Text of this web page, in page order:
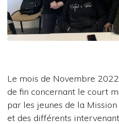
Le mois de Novembre
de fin concernant le court
par les jeunes de la
et des différents